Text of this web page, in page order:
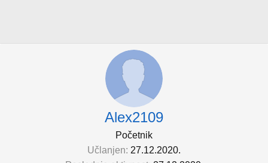
Alex2109
Početnik
Učlanjen 27.12.2020.